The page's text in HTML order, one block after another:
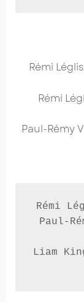
Rémi
Rémi
Paul-Rémy
Rémi
Paul-
Liam